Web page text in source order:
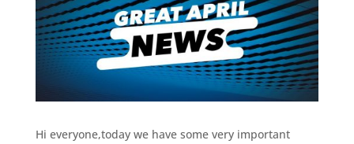
Hi everyone,today we have some very important